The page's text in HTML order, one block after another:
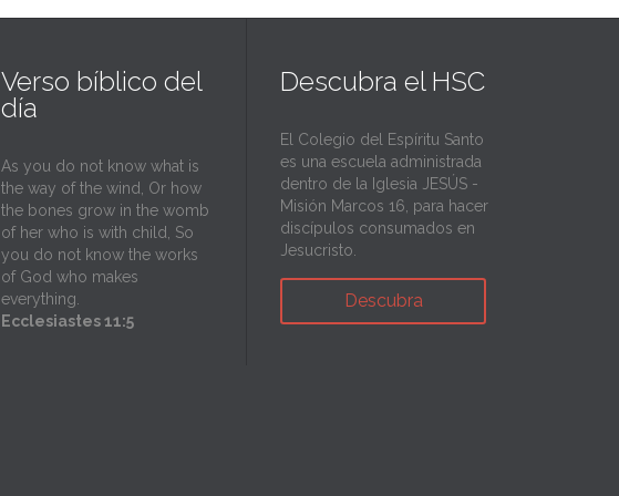
Verso bíblico del
día
As you do not know what is
the way of the wind, Or how
the bones grow in the womb
of her who is with child, So
you do not know the works
of God who makes
everything.
Ecclesiastes 11:5
Descubra el HSC
El Colegio del Espíritu Santo
es una escuela administrada
dentro de la Iglesia JESÚS -
Misión Marcos 16, para hacer
discípulos consumados en
Jesucristo.
Descubra